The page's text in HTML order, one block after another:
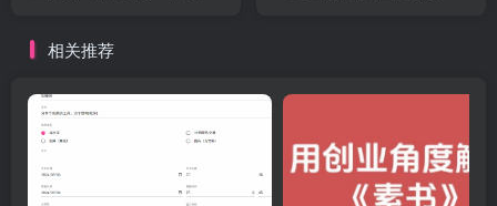
相关推荐